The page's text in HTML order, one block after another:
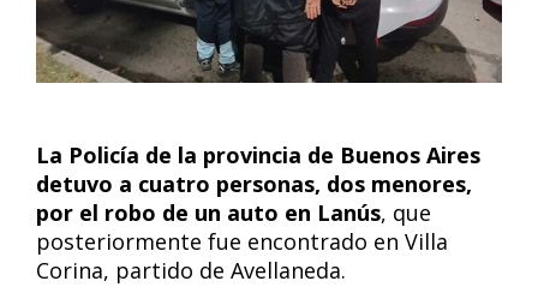
La Policía de la provincia de Buenos Aires
detuvo a cuatro personas, dos menores,
por el robo de un auto en Lanús, que
posteriormente fue encontrado en Villa
Corina, partido de Avellaneda.